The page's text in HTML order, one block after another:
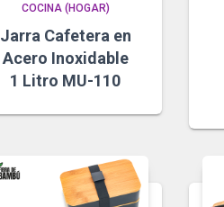
COCINA (HOGAR)
Jarra Cafetera en
Acero Inoxidable
1 Litro MU-110